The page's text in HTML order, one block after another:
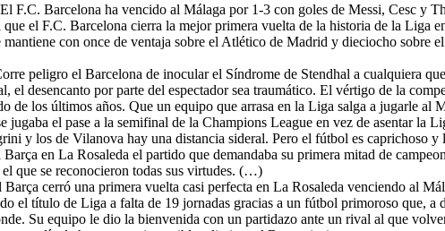
F.C. Barcelona ha vencido al Málaga por 1-3 con goles de Messi, Cesc y
el F.C. Barcelona cierra la mejor primera vuelta de la historia de la Liga
con once de ventaja sobre el Atlético de Madrid y dieciocho sobre
peligro el Barcelona de inocular el Síndrome de Stendhal a cualquiera
el desencanto por parte del espectador sea traumático. El vértigo de la
de los últimos años. Que un equipo que arrasa en la Liga salga a jugarle al
jugaba el pase a la semifinal de la Champions League en vez de asentar la
y los de Vilanova hay una distancia sideral. Pero el fútbol es caprichoso y
en La Rosaleda el partido que demandaba su primera mitad de
que se reconocieron todas sus virtudes. (…)
Barça cerró una primera vuelta casi perfecta en La Rosaleda venciendo al
el título de Liga a falta de 19 jornadas gracias a un fútbol primoroso que,
Su equipo le dio la bienvenida con un partidazo ante un rival al que